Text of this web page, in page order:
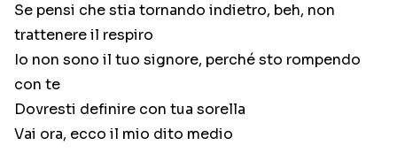
Se pensi che stia tornando indietro, beh, non
trattenere il respiro
Io non sono il tuo signore, perché sto rompendo
con te
Dovresti definire con tua sorella
Vai ora, ecco il mio dito medio